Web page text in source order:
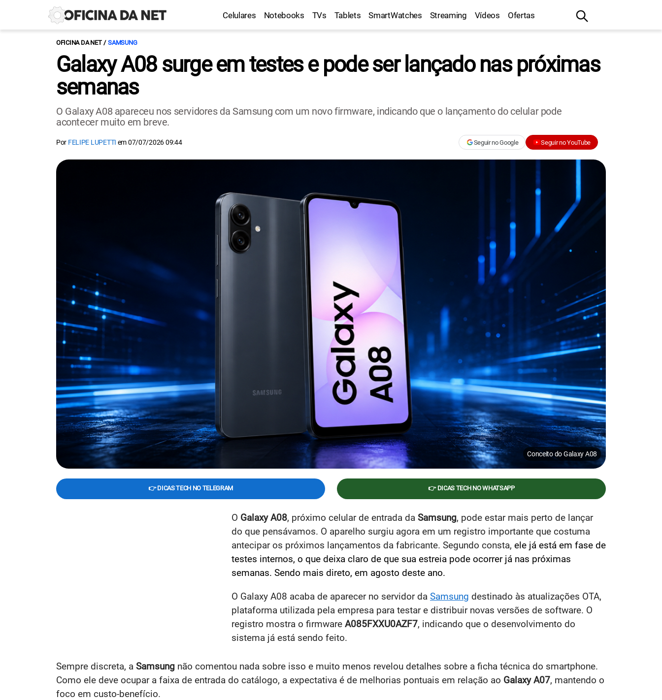
Celulares Notebooks TVs Tablets SmartWatches Streaming Vídeos Ofertas
OFICINA DA NET SAMSUNG
Galaxy A08 surge em testes e pode ser lançado nas próximas
semanas
O Galaxy A08 apareceu nos servidores da Samsung com um novo firmware, indicando que o lançamento do celular pode
acontecer muito em breve.
Por FELIPE LUPETTI em07/07/2026 09:44 Seguir no Google Seguir no YouTube
Conceito do Galaxy A08
👉 DICAS TECH NO TELEGRAM 👉 DICAS TECH NO WHATSAPP
O Galaxy A08, próximo celular de entrada da Samsung, pode estar mais perto de lançar
do que pensávamos. O aparelho surgiu agora em um registro importante que costuma
antecipar os próximos lançamentos da fabricante. Segundo consta, ele já está em fase de
testes internos, o que deixa claro de que sua estreia pode ocorrer já nas próximas
semanas. Sendo mais direto, em agosto deste ano.
O Galaxy A08 acaba de aparecer no servidor da Samsung destinado às atualizações OTA,
plataforma utilizada pela empresa para testar e distribuir novas versões de software. O
registro mostra o firmware A085FXXU0AZF7, indicando que o desenvolvimento do
sistema já está sendo feito.
Sempre discreta, a Samsung não comentou nada sobre isso e muito menos revelou detalhes sobre a ficha técnica do smartphone.
Como ele deve ocupar a faixa de entrada do catálogo, a expectativa é de melhorias pontuais em relação ao Galaxy A07, mantendo o
foco em custo-benefício.